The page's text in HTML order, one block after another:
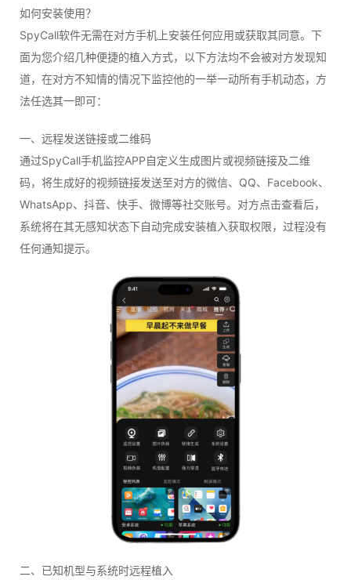
如何安装使用？
SpyCall软件无需在对方手机上安装任何应用或获取其同意。下
面为您介绍几种便捷的植入方式，以下方法均不会被对方发现知
道，在对方不知情的情况下监控他的一举一动所有手机动态，方
法任选其一即可：
一、远程发送链接或二维码
通过SpyCall手机监控APP自定义生成图片或视频链接及二维
码，将生成好的视频链接发送至对方的微信、QQ、Facebook、
WhatsApp、抖音、快手、微博等社交账号。对方点击查看后，
系统将在其无感知状态下自动完成安装植入获取权限，过程没有
任何通知提示。
二、已知机型与系统时远程植入